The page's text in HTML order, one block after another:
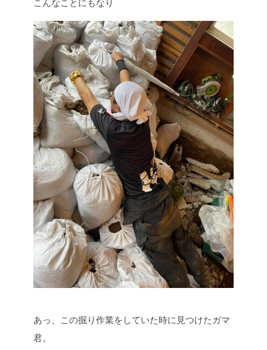
こんなことにもなり
あっ、この掘り作業をしていた時に見つけたガマ
君。